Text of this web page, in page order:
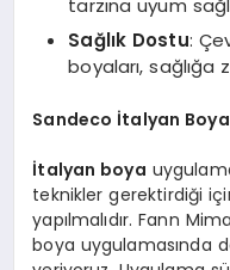
tarzına uyum
Sağlık Dostu:
boyaları, sağlığa
Sandeco İtalyan
İtalyan boya
teknikler gerektirdiği
yapılmalıdır. Fann
boya uygulamasında